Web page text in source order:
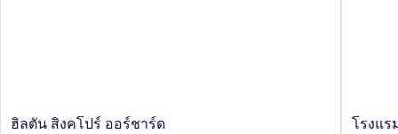
ฮิล
ฮิลตัน สิงคโปร์ ออร์ชาร์ด
โรง
โรงแร